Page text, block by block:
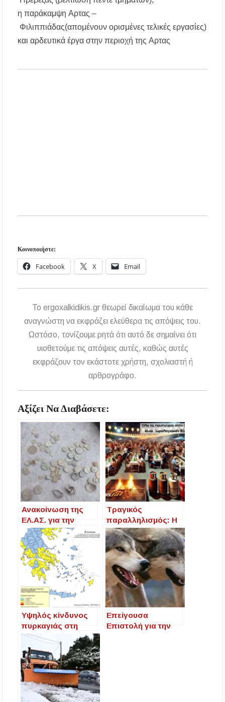
ηπαράκαμψη Αρτας –
Φιλιππιάδας(απομένουν ορισμένες τελικές εργασίες)
καιαρδευτικά έργα στην περιοχή τηςΑρτας
Κοινοποιήστε:
Facebook X Email
To ergoxalkidikis.gr θεωρεί δικαίωμα του κάθε
αναγνώστη να εκφράζει ελεύθερα τις απόψεις του.
Ωστόσο, τονίζουμε ρητά ότι αυτό δε σημαίνει ότι
υιοθετούμε τις απόψεις αυτές, καθώς αυτές
εκφράζουν τον εκάστοτε χρήστη, σχολιαστή ή
αρθρογράφο.
Αξίζει Να Διαβάσετε:
Ανακοίνωση της
ΕΛ.ΑΣ. για την
εξάρθρωση των
τριών κυκλωμάτων
αρχαιοκαπηλίας
στη Βόρεια Ελλάδα
Τραγικός
παραλληλισμός: Η
τραγωδία στη
Βόρεια Μακεδονία
και η ωρολογιακή
βόμβα των
πανηγυριών στην
Ελλάδα
Υψηλός κίνδυνος
πυρκαγιάς στη
βόρεια Ελλάδα: Στο
κίτρινο η Χαλκιδική
Επείγουσα
Επιστολή για την